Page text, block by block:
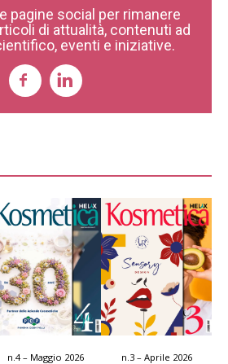
pagine social per rimanere
di attualità, contenuti ad
eventi e iniziative.
n.4 – Maggio 2026 n.3 – Aprile 2026